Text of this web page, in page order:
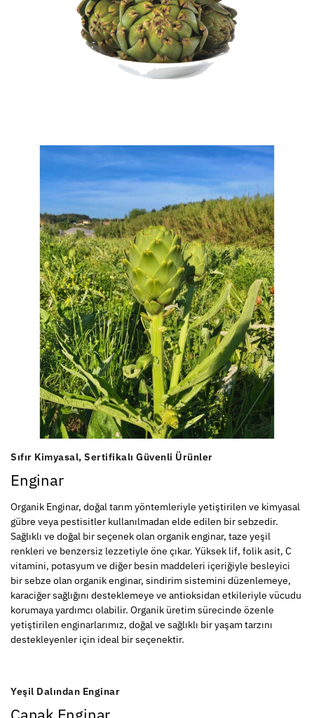
Sıfır Kimyasal, Sertifikalı Güvenli Ürünler
Enginar
Organik Enginar, doğal tarım yöntemleriyle yetiştirilen ve kimyasal
gübre veya pestisitler kullanılmadan elde edilen bir sebzedir.
Sağlıklı ve doğal bir seçenek olan organik enginar, taze yeşil
renkleri ve benzersiz lezzetiyle öne çıkar. Yüksek lif, folik asit, C
vitamini, potasyum ve diğer besin maddeleri içeriğiyle besleyici
bir sebze olan organik enginar, sindirim sistemini düzenlemeye,
karaciğer sağlığını desteklemeye ve antioksidan etkileriyle vücudu
korumaya yardımcı olabilir. Organik üretim sürecinde özenle
yetiştirilen enginarlarımız, doğal ve sağlıklı bir yaşam tarzını
destekleyenler için ideal bir seçenektir.
Yeşil Dalından Enginar